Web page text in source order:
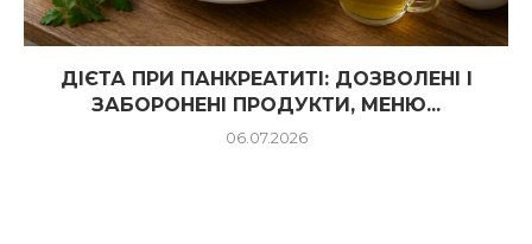
ДІЄТА ПРИ ПАНКРЕАТИТІ: ДОЗВОЛЕНІ І
ЗАБОРОНЕНІ ПРОДУКТИ, МЕНЮ...
06.07.2026